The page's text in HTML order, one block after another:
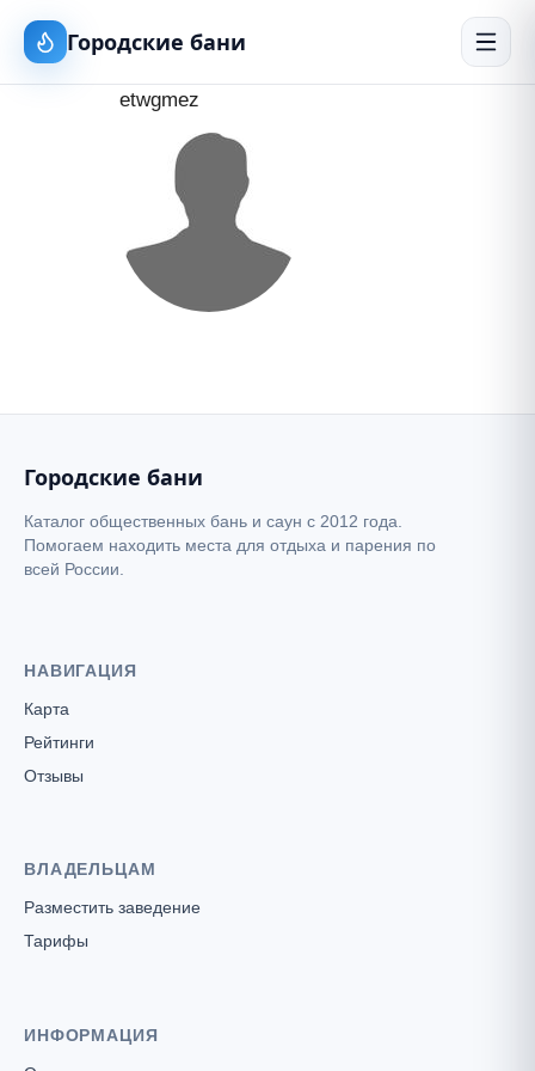
Городские бани
etwgmez
Городские бани
Каталог общественных бань и саун с 2012 года.
Помогаем находить места для отдыха и парения по
всей России.
НАВИГАЦИЯ
Карта
Рейтинги
Отзывы
ВЛАДЕЛЬЦАМ
Разместить заведение
Тарифы
ИНФОРМАЦИЯ